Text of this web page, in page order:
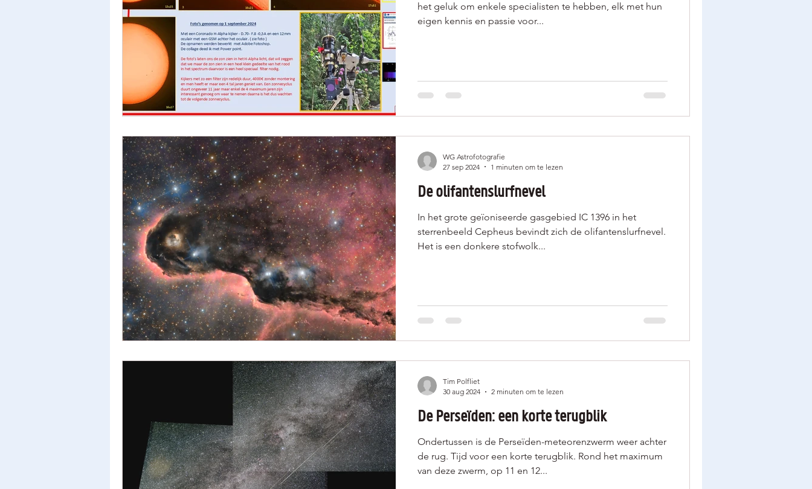
het geluk om enkele specialisten te hebben, elk met hun
eigen kennis en passie voor...
De olifantenslurfnevel
In het grote geïoniseerde gasgebied IC 1396 in het
sterrenbeeld Cepheus bevindt zich de olifantenslurfnevel.
Het is een donkere stofwolk...
WG Astrofotografie
27 sep 2024
1 minuten om te lezen
De Perseïden: een korte terugblik
Ondertussen is de Perseïden-meteorenzwerm weer achter
de rug. Tijd voor een korte terugblik. Rond het maximum
van deze zwerm, op 11 en 12...
Tim Polfliet
30 aug 2024
2 minuten om te lezen